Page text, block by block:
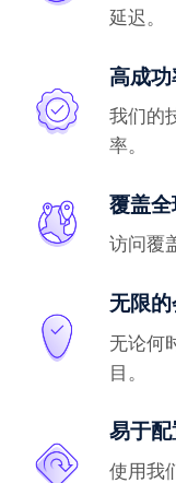
延迟。
高成
我们的
率。
覆盖
访问覆
无限
无论何
目。
易于
使用我